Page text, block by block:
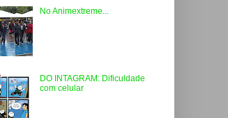
No Animextreme...
DO INTAGRAM: Dificuldade
com celular